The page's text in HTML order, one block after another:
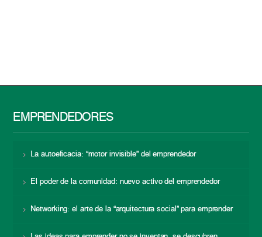
EMPRENDEDORES
La autoeficacia: “motor invisible” del emprendedor
El poder de la comunidad: nuevo activo del emprendedor
Networking: el arte de la “arquitectura social” para emprender